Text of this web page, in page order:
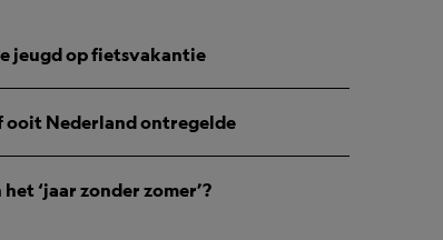
jeugd op fietsvakantie
ooit Nederland ontregelde
‘jaar zonder zomer’?